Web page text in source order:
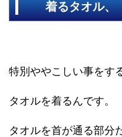
着るタオル、
特別ややこしい事をす
タオルを着るんです。
タオルを首が通る部分